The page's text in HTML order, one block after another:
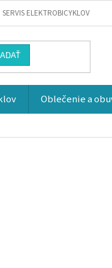
SERVIS ELEKTROBICYKLOV
Oblečenie a